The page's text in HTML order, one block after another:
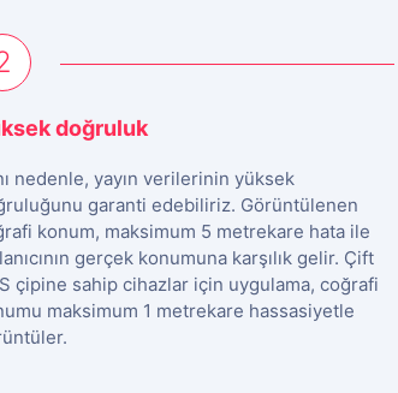
doğruluk
nedenle, yayın verilerinin yüksek
garanti edebiliriz. Görüntülenen
konum, maksimum 5 metrekare hata ile
gerçek konumuna karşılık gelir. Çift
çipine sahip cihazlar için uygulama, coğrafi
maksimum 1 metrekare hassasiyetle